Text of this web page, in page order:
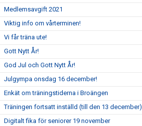
Medlemsavgift 2021
Viktig info om vårterminen!
Vi får träna ute!
Gott Nytt År!
God Jul och Gott Nytt År!
Julgympa onsdag 16 december!
Enkät om träningstiderna i Broängen
Träningen fortsatt inställd (till den 13 december)
Digitalt fika för seniorer 19 november